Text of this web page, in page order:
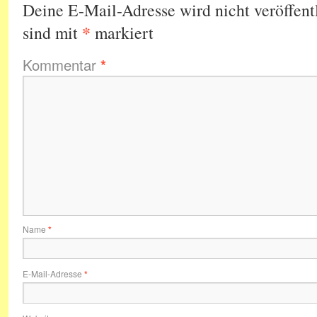
Deine E-Mail-Adresse wird nicht
sind mit * markiert
Kommentar *
Name *
E-Mail-Adresse *